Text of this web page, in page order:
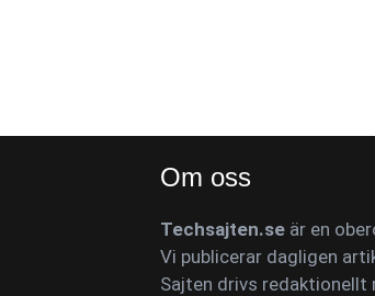
Om oss
Techsajten.seär en
Vi publicerar dagligen
Sajten drivs redaktionellt